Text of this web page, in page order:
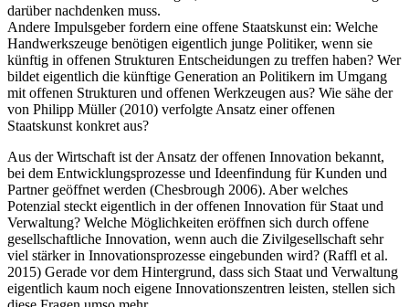
darüber nachdenken muss.
Andere Impulsgeber fordern eine offene Staatskunst ein: Welche
Handwerkszeuge benötigen eigentlich junge Politiker, wenn sie
künftig in offenen Strukturen Entscheidungen zu treffen haben? Wer
bildet eigentlich die künftige Generation an Politikern im Umgang
mit offenen Strukturen und offenen Werkzeugen aus? Wie sähe der
von Philipp Müller (2010) verfolgte Ansatz einer offenen
Staatskunst konkret aus?
Aus der Wirtschaft ist der Ansatz der offenen Innovation bekannt,
bei dem Entwicklungsprozesse und Ideenfindung für Kunden und
Partner geöffnet werden (Chesbrough 2006). Aber welches
Potenzial steckt eigentlich in der offenen Innovation für Staat und
Verwaltung? Welche Möglichkeiten eröffnen sich durch offene
gesellschaftliche Innovation, wenn auch die Zivilgesellschaft sehr
viel stärker in Innovationsprozesse eingebunden wird? (Raffl et al.
2015) Gerade vor dem Hintergrund, dass sich Staat und Verwaltung
eigentlich kaum noch eigene Innovationszentren leisten, stellen sich